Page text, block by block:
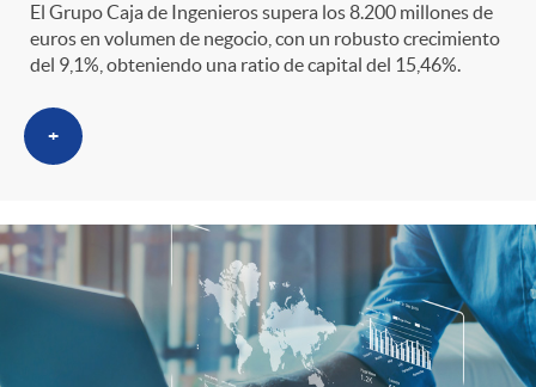
El Grupo Caja de Ingenieros supera los 8.200 millones de
euros en volumen de negocio, con un robusto crecimiento
del 9,1%, obteniendo una ratio de capital del 15,46%.
+